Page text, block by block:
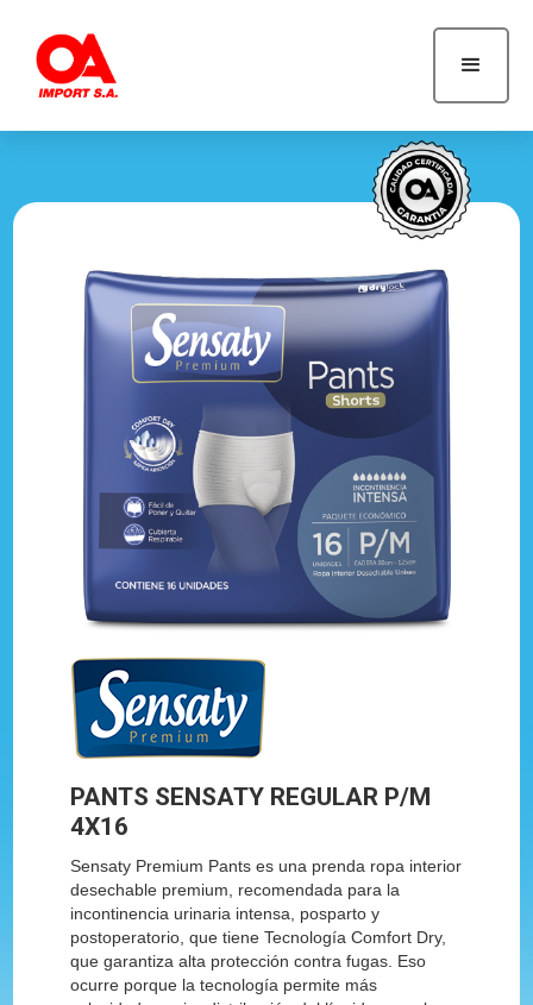
PANTS SENSATY REGULAR P/M
4X16
Sensaty Premium Pants es una prenda ropa interior
desechable premium, recomendada para la
incontinencia urinaria intensa, posparto y
postoperatorio, que tiene Tecnología Comfort Dry,
que garantiza alta protección contra fugas. Eso
ocurre porque la tecnología permite más